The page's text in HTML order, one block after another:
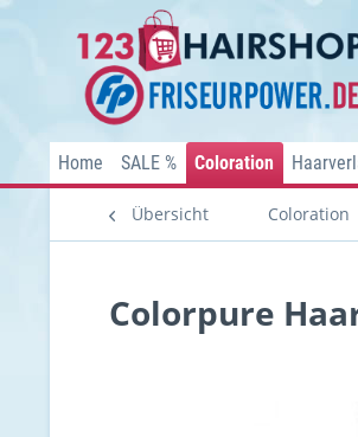
Home SALE % Coloration
Übersicht Coloration
Colorpure